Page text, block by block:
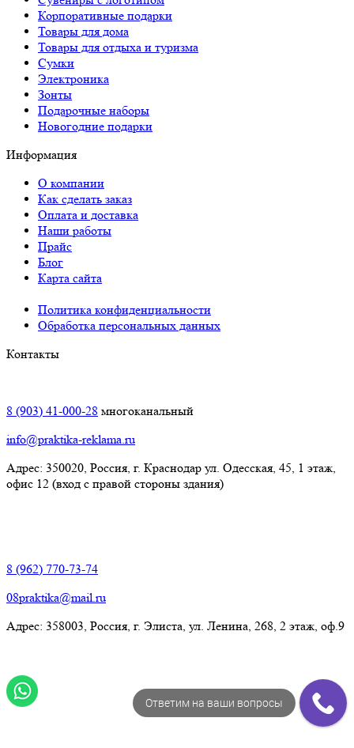
Корпоративные подарки
Товары для дома
Товары для отдыха и туризма
Сумки
Электроника
Зонты
Подарочные наборы
Новогодние подарки
Информация
О компании
Как сделать заказ
Оплата и доставка
Наши работы
Прайс
Блог
Карта сайта
Политика конфиденциальности
Обработка персональных данных
Контакты
8 (903) 41-000-28 многоканальный
info@praktika-reklama.ru
Адрес: 350020, Россия, г. Краснодар ул. Одесская, 45, 1 этаж,
офис 12 (вход с правой стороны здания)
8 (962) 770-73-74
08praktika@mail.ru
Адрес:​ 358003, Россия, г. Элиста, ул. Ленина, 268, 2 этаж, оф.9
© Рекламно-производственная компания "Практика" 2009-
Ответим на ваши вопросы